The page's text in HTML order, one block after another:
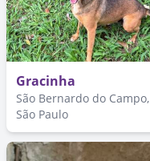
Gracinha
São Bernardo do Campo,
São Paulo